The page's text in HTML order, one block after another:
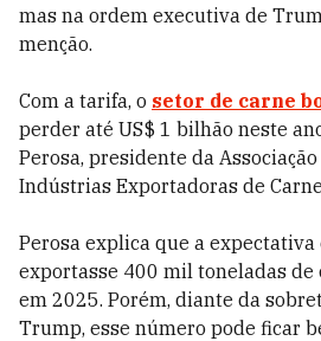
mas na ordem executiva de
menção.
Com a tarifa, o setor de carne
perder até US$ 1 bilhão neste
Perosa, presidente da
Indústrias Exportadoras de
Perosa explica que a
exportasse 400 mil toneladas de
em 2025. Porém, diante da
Trump, esse número pode ficar